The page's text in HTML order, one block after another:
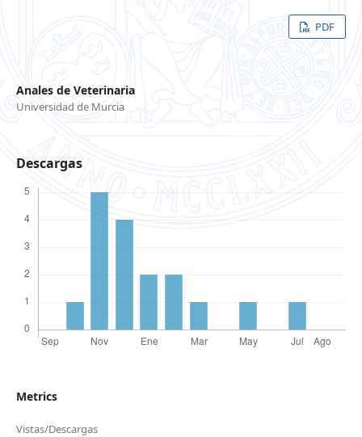
PDF
Anales de Veterinaria
Universidad de Murcia
Descargas
Metrics
Vistas/Descargas